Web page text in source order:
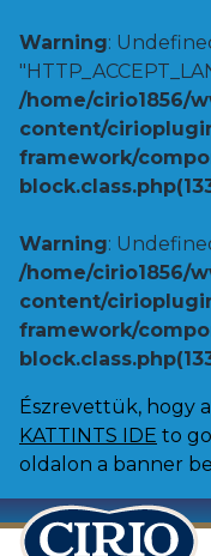
Warning:
/home/cirio1856/
content/
framework/
Warning:
/home/cirio1856/
content/
framework/
Észrevettük, hogy
KATTINTS IDE to
oldalon a banner